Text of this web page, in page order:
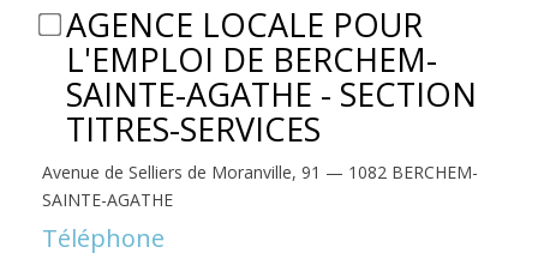
AGENCE LOCALE POUR
L'EMPLOI DE BERCHEM-
SAINTE-AGATHE - SECTION
TITRES-SERVICES
Avenue de Selliers de Moranville, 91 — 1082 BERCHEM-
SAINTE-AGATHE
Téléphone